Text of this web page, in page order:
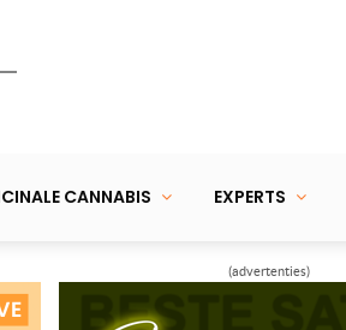
CANNABIS EXPERTS
(advertenties)
Legale mediwiet, of toch niet?